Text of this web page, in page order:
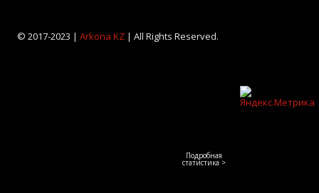
© 2017-2023 | Arkona KZ| All Rights Reserved.
Подробная
статистика >